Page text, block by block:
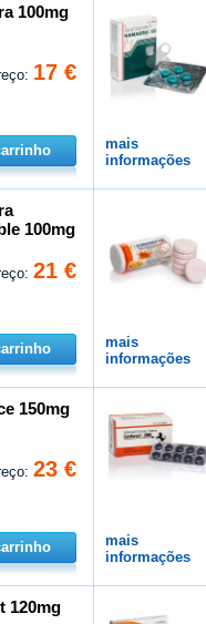
100mg
17 €
mais
informações
100mg
21 €
mais
informações
150mg
23 €
mais
informações
120mg